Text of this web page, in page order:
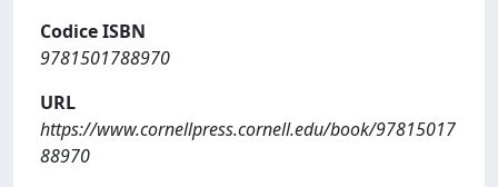
Codice ISBN
9781501788970
URL
https://www.cornellpress.cornell.edu/book/97815017
88970